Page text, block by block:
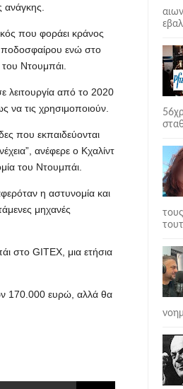
ανάγκης.
που φοράει κράνος
ποδοσφαίρου ενώ στο
Ντουμπάι.
λειτουργία από το 2020
να τις χρησιμοποιούν.
που εκπαιδεύονται
ανέφερε ο Κχαλίντ
του Ντουμπάι.
η αστυνομία και
μηχανές
στο GITEX, μια ετήσια
170.000 ευρώ, αλλά θα